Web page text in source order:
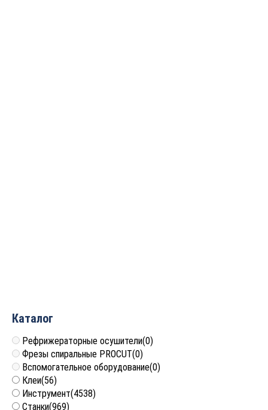
Каталог
Рефрижераторные осушители(0)
Фрезы спиральные PROCUT(0)
Вспомогательное оборудование(0)
Клеи(56)
Инструмент(4538)
Станки(969)